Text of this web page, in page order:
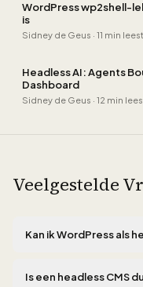
WordPress wp2shell-
is
Sidney de Geus · 11 min
Headless AI: Agents
Dashboard
Sidney de Geus · 12 min
Veelgestelde
Kan ik WordPress als
headless CMS kunt
Is een headless CMS